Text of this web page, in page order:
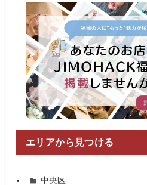
エリアから見つける
中央区